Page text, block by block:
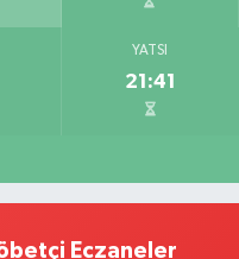
YATSI
21:41
Eczaneler